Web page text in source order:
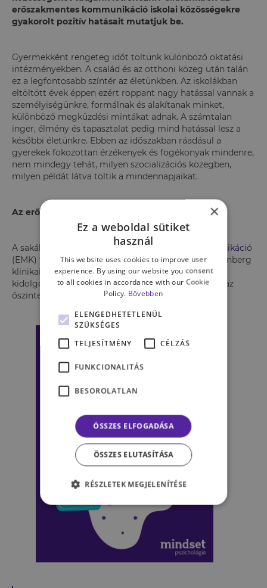
erőszakmentes kommunikáció iskolai közösségekre
gyakorolt pozitív hatásait mutatjuk be.
Gyermekként rengeteg időt töltünk különböző oktatási
intézményekben. A család és az otthoni közeg után talán
ez a legfontosabb színtér az életünkben. Az iskolákban
eltöltött évek éppen ezért roppant nagy hatással vannak a
személyiségünkre, formálnak és alakítanak minket,
különböző megküzdési mintákat adnak. A számtalan
inger, élmény és tapasztalat pedig mind hatással lesz a
későbbi életünkre. Ebben az időszakban ráadásul a
gyerekek fokozottan érzékenyek és fogékonyak mindenre,
nem mindegy tehát, milyen szocializációs közegben,
milyen példát látva töltik a mindennapjaikat.
Az erőszakmentes kommunikáció
A sakál- és a zsiráfnyelv azerőszakmentes kommunikáció
(EMK) fontos alapfogalmai, melyeket Marshall Rosenberg
klinikai szakpszichológus alkotott meg. Az általa
kidolgozott kommunikációs stílus az empátiára és az
őszinteségre épül,
×
Ez a weboldal sütiket
használ
This website uses cookies to improve user
experience. By using our website you consent
to all cookies in accordance with our Cookie
Policy. Bővebben
ELENGEDHETETLENÜL
SZÜKSÉGES
TELJESÍTMÉNY
CÉLZÁS
FUNKCIONALITÁS
BESOROLATLAN
ÖSSZES ELFOGADÁSA
ÖSSZES ELUTASÍTÁSA
RÉSZLETEK MEGJELENÍTÉSE